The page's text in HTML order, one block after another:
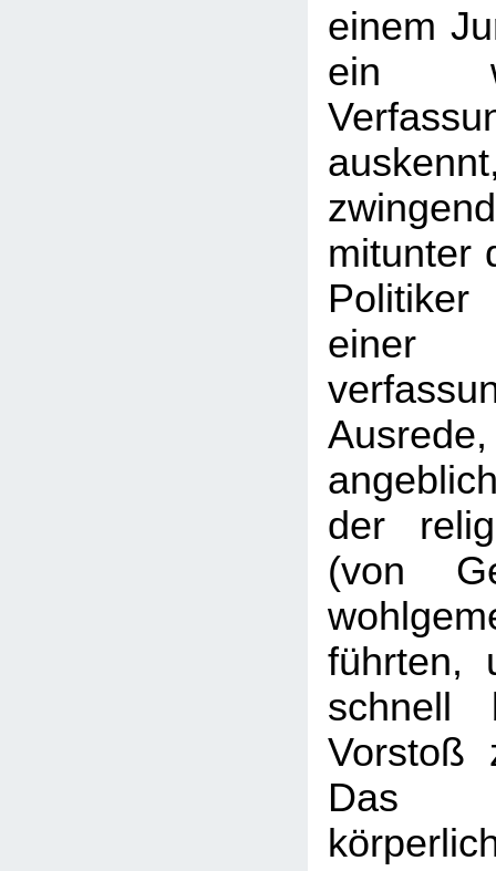
einem
ein
mitunter
der
(von
führten,
schnell
Vorstoß
Das